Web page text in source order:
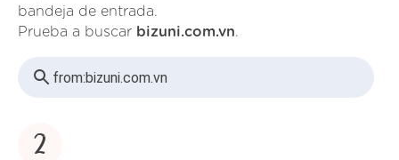
bandeja de entrada.
Prueba a buscar bizuni.com.vn.
from:bizuni.com.vn
2